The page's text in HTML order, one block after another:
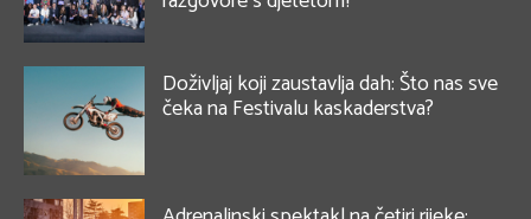
Doživljaj koji zaustavlja dah: Što nas sve
čeka na Festivalu kaskaderstva?